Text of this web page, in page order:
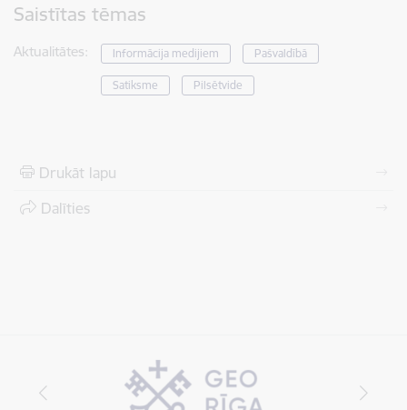
Saistītas tēmas
Aktualitātes: Informācija medijiem Pašvaldībā
Satiksme Pilsētvide
Drukāt lapu
Dalīties